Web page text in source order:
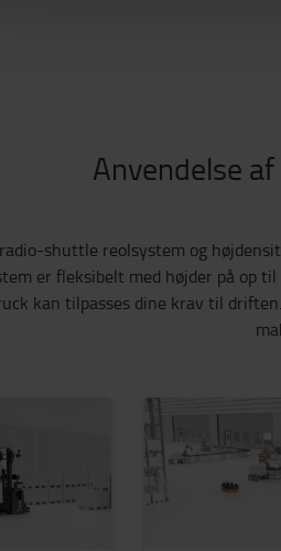
Anvendelse
shuttle reolsystem og
er fleksibelt med højder på op
kan tilpasses dine krav til